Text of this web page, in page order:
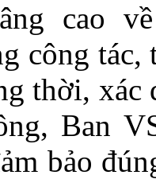
cao
công tác,
thời, xác
Ban
bảo